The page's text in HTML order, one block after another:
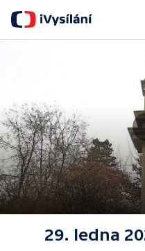
29. ledna